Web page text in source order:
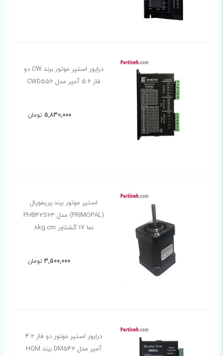
درایور استپر موتور برند CW دو
فاز 5.6 آمپر مدل CWD556
5,830,000 تومان
استپر موتور برند پریموپال
(PRIMOPAL) مدل PHB42S63
نما 17 گشتاور 8kg.cm
3,500,000 تومان
درایور استپر موتور دو فاز 4.2
آمپر مدل DM542 برند HQM